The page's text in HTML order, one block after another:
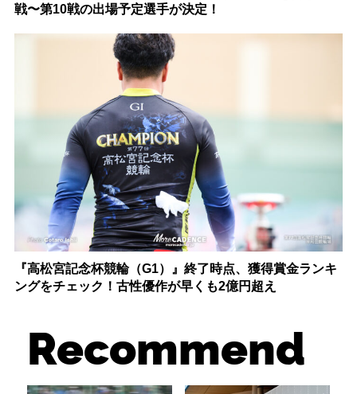
戦〜第10戦の出場予定選手が決定！
『高松宮記念杯競輪（G1）』終了時点、獲得賞金ランキ
ングをチェック！古性優作が早くも2億円超え
Recommend